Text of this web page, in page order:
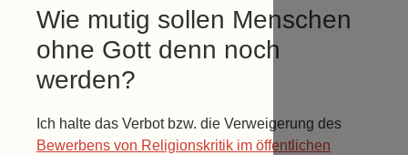
Wie mutig sollen Menschen
ohne Gott denn noch
werden?
Ich halte das Verbot bzw. die Verweigerung des
Bewerbens von Religionskritik im öffentlichen